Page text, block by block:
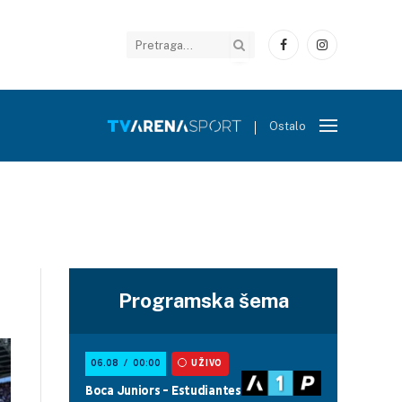
FacebookInstagram
Ostalo
Programska šema